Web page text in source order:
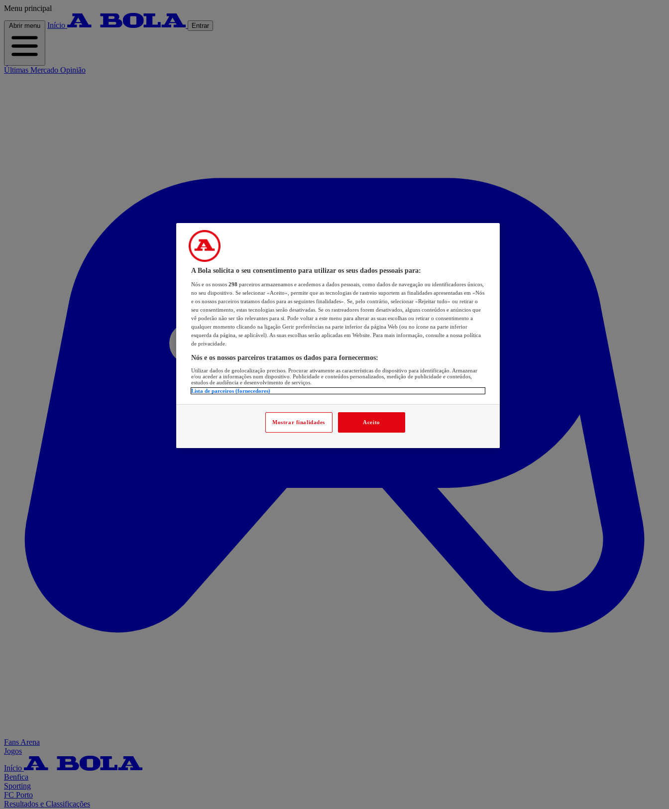
Menu principal
Abrir menu Início Entrar
Últimas Mercado Opinião
Fans Arena
Jogos
Início
Benfica
Sporting
FC Porto
Resultados e Classificações
A Bola solicita o seu consentimento para utilizar os seus dados pessoais para:
Nós e os nossos 298 parceiros armazenamos e acedemos a dados pessoais, como dados de navegação ou identificadores únicos,
no seu dispositivo. Se selecionar «Aceito», permite que as tecnologias de rastreio suportem as finalidades apresentadas em «Nós
e os nossos parceiros tratamos dados para as seguintes finalidades». Se, pelo contrário, selecionar «Rejeitar tudo» ou retirar o
seu consentimento, estas tecnologias serão desativadas. Se os rastreadores forem desativados, alguns conteúdos e anúncios que
vê poderão não ser tão relevantes para si. Pode voltar a este menu para alterar as suas escolhas ou retirar o consentimento a
qualquer momento clicando na ligação Gerir preferências na parte inferior da página Web (ou no ícone na parte inferior
esquerda da página, se aplicável). As suas escolhas serão aplicadas em Website. Para mais informação, consulte a nossa política
de privacidade.
Nós e os nossos parceiros tratamos os dados para fornecermos:
Utilizar dados de geolocalização precisos. Procurar ativamente as características do dispositivo para identificação. Armazenar
e/ou aceder a informações num dispositivo. Publicidade e conteúdos personalizados, medição de publicidade e conteúdos,
estudos de audiência e desenvolvimento de serviços.
Lista de parceiros (fornecedores)
Mostrar finalidades Aceito